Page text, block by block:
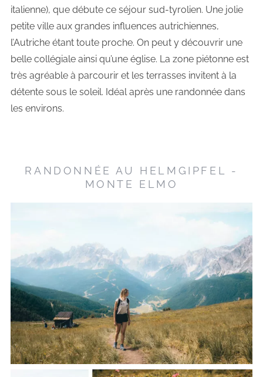
italienne), que débute ce séjour sud-tyrolien. Une jolie
petite ville aux grandes influences autrichiennes,
l’Autriche étant toute proche. On peut y découvrir une
belle collégiale ainsi qu’une église. La zone piétonne est
très agréable à parcourir et les terrasses invitent à la
détente sous le soleil. Idéal après une randonnée dans
les environs.
RANDONNÉE AU HELMGIPFEL -
MONTE ELMO